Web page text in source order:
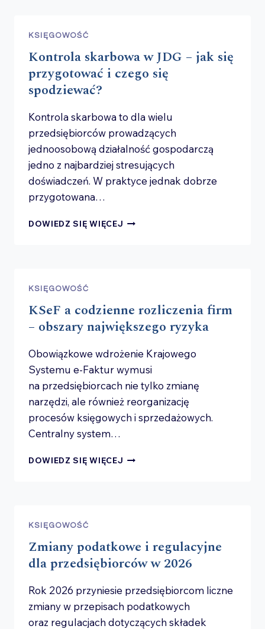
A CO JEST
RYZYKOWNE?
KSIĘGOWOŚĆ
Kontrola skarbowa w JDG – jak się
przygotować i czego się
spodziewać?
Kontrola skarbowa to dla wielu
przedsiębiorców prowadzących
jednoosobową działalność gospodarczą
jedno z najbardziej stresujących
doświadczeń. W praktyce jednak dobrze
przygotowana…
DOWIEDZ SIĘ WIĘCEJ KONTROLA
I CZEGO
SIĘ
SPODZIEWAĆ?
KSIĘGOWOŚĆ
KSeF a codzienne rozliczenia firm
– obszary największego ryzyka
Obowiązkowe wdrożenie Krajowego
Systemu e-Faktur wymusi
na przedsiębiorcach nie tylko zmianę
narzędzi, ale również reorganizację
procesów księgowych i sprzedażowych.
Centralny system…
DOWIEDZ SIĘ WIĘCEJ KSEF
RYZYKA
KSIĘGOWOŚĆ
Zmiany podatkowe i regulacyjne
dla przedsiębiorców w 2026
Rok 2026 przyniesie przedsiębiorcom liczne
zmiany w przepisach podatkowych
oraz regulacjach dotyczących składek